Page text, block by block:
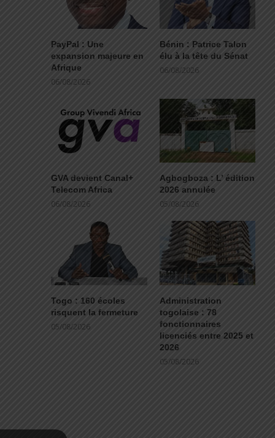
PayPal : Une
expansion majeure en
Afrique
06/08/2026
Bénin : Patrice Talon
élu à la tête du Sénat
06/08/2026
GVA devient Canal+
Telecom Africa
06/08/2026
Agbogboza : L’ édition
2026 annulée
05/08/2026
Togo : 160 écoles
risquent la fermeture
05/08/2026
Administration
togolaise : 78
fonctionnaires
licenciés entre 2025 et
2026
05/08/2026